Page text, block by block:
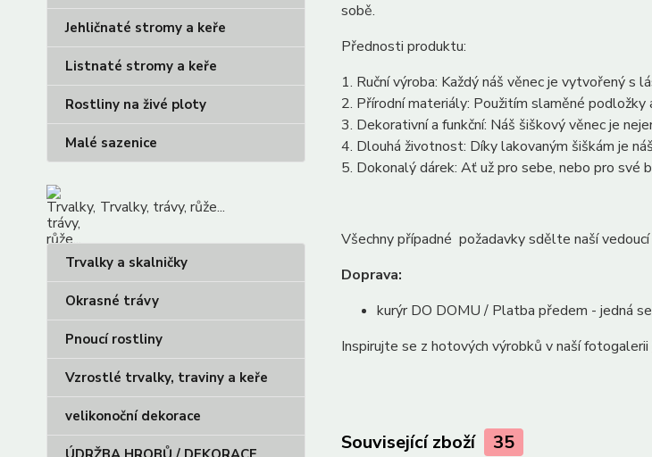
Jehličnaté stromy a keře
Listnaté stromy a keře
Rostliny na živé ploty
Malé sazenice
Trvalky, trávy, růže...
Trvalky a skalničky
Okrasné trávy
Pnoucí rostliny
Vzrostlé trvalky, traviny a keře
velikonoční dekorace
sobě.
Přednosti produktu:
1. Ruční výroba: Každý náš věnec je vytvořený s
2. Přírodní materiály: Použitím slaměné
3. Dekorativní a funkční: Náš šiškový věnec je
4. Dlouhá životnost: Díky lakovaným šiškám je
5. Dokonalý dárek: Ať už pro sebe, nebo pro své
Všechny případné požadavky sdělte naší
Doprava:
kurýr DO DOMU / Platba předem - jedná
Inspirujte se z hotových výrobků v naší fotogalerii
Související zboží 35